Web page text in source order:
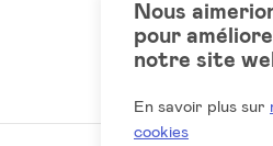
Nous
pour
notre site
En savoir plus sur
cookies